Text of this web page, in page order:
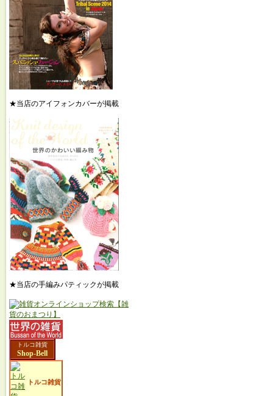
★当店のアイフォンカバーが掲載
★当店の手編みパティックが掲載
トルコ雑貨
Shop-Bell
トルコ雑貨